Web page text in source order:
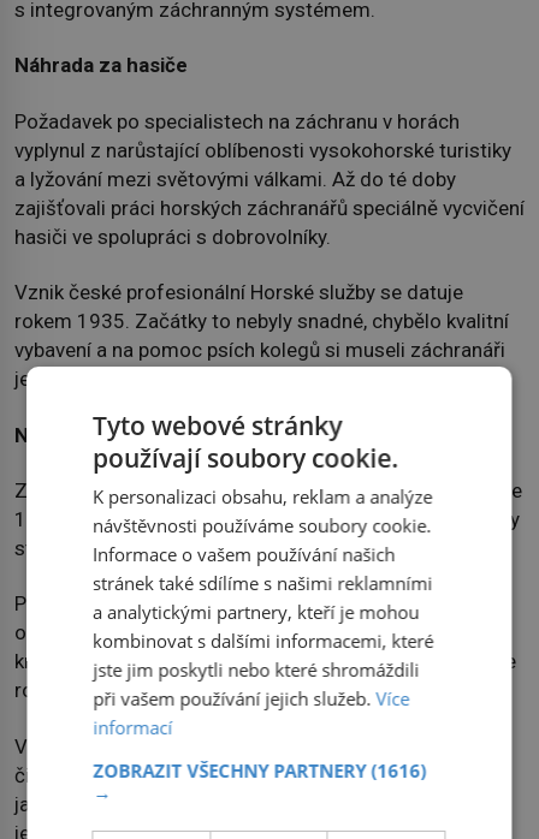
s integrovaným záchranným systémem.
Náhrada za hasiče
Požadavek po specialistech na záchranu v horách
vyplynul z narůstající oblíbenosti vysokohorské turistiky
a lyžování mezi světovými válkami. Až do té doby
zajišťovali práci horských záchranářů speciálně vycvičení
hasiči ve spolupráci s dobrovolníky.
Vznik české profesionální Horské služby se datuje
rokem 1935. Začátky to nebyly snadné, chybělo kvalitní
vybavení a na pomoc psích kolegů si museli záchranáři
ještě několik desítek let počkat.
Nic pro mohutné nemotory
Základní kámen naší horské kynologie byl položen v roce
1966, kdy byla z vojenského střediska odkoupena 4 roky
stará fena německého ovčáka.
Postupem času se využívání tzv. „lavinových psů“
osvědčilo natolik, že získalo mezinárodní rozměr a
kromě vyhledávání lidí pod lavinou se jejich specializace
rozšířily o celou řadu dalších.
V souvislosti s neustále se rozšiřujícím množstvím
činností ovšem stoupají i nároky na cvičeného psa. Tak
jako v předchozích případech se i u psů Horské služby
jedná zejména o požadavky související s povahovými
Tyto webové stránky
používají soubory cookie.
K personalizaci obsahu, reklam a analýze
návštěvnosti používáme soubory cookie.
Informace o vašem používání našich
stránek také sdílíme s našimi reklamními
a analytickými partnery, kteří je mohou
kombinovat s dalšími informacemi, které
jste jim poskytli nebo které shromáždili
při vašem používání jejich služeb.Více
informací
ZOBRAZIT VŠECHNY PARTNERY(1616)
→